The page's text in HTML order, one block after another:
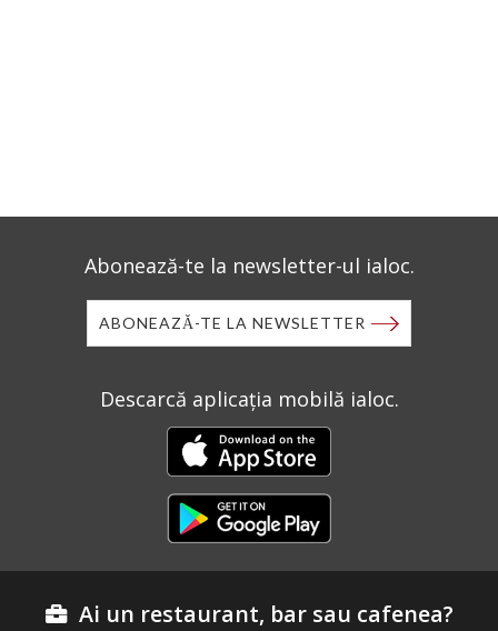
Abonează-te la newsletter-ul ialoc.
ABONEAZĂ-TE LA NEWSLETTER
Descarcă aplicația mobilă ialoc.
Ai un restaurant, bar sau cafenea?